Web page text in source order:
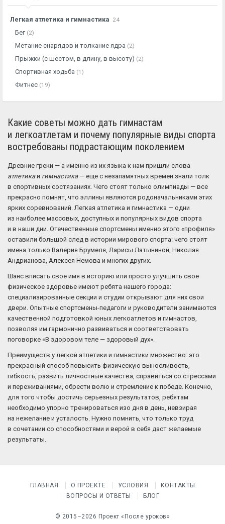
Легкая атлетика и гимнастика 24
Бег (2)
Метание снарядов и толкание ядра (2)
Прыжки (с шестом, в длину, в высоту) (2)
Спортивная ходьба (1)
Фитнес (19)
Какие советы можно дать гимнастам
и легкоатлетам и почему популярные виды спорта
востребованы подрастающим поколением
Древние греки — а именно из их языка к нам пришли слова
атлетикаи гимнастика— еще с незапамятных времен знали толк
в спортивных состязаниях. Чего стоят только олимпиады — все
прекрасно помнят, что эллины являются родоначальниками этих
ярких соревнований. Легкая атлетика и гимнастика — одни
из наиболее массовых, доступных и популярных видов спорта
и в наши дни. Отечественные спортсмены именно этого «профиля»
оставили большой след в истории мирового спорта: чего стоят
имена только Валерия Брумеля, Ларисы Латыниной, Николая
Андрианова, Алексея Немова и многих других.
Шанс вписать свое имя в историю или просто улучшить свое
физическое здоровье имеют ребята нашего города:
специализированные секции и студии открывают для них свои
двери. Опытные спортсмены-педагоги и руководители занимаются
качественной подготовкой юных легкоатлетов и гимнастов,
позволяя им гармонично развиваться и соответствовать
поговорке «В здоровом теле — здоровый дух».
Преимуществ у легкой атлетики и гимнастики множество: это
прекрасный способ повысить физическую выносливость,
гибкость, развить личностные качества, справиться со стрессами
и переживаниями, обрести волю и стремление к победе. Конечно,
для того чтобы достичь серьезных результатов, ребятам
необходимо упорно тренироваться изо дня в день, невзирая
на нежелание и усталость. Нужно помнить, что только труд
в сочетании со способностями и верой в себя даст желаемые
результаты.
ГЛАВНАЯ О ПРОЕКТЕ УСЛОВИЯ
КОНТАКТЫ
ВОПРОСЫ И ОТВЕТЫ
БЛОГ
© 2015–2026 Проект «После уроков»